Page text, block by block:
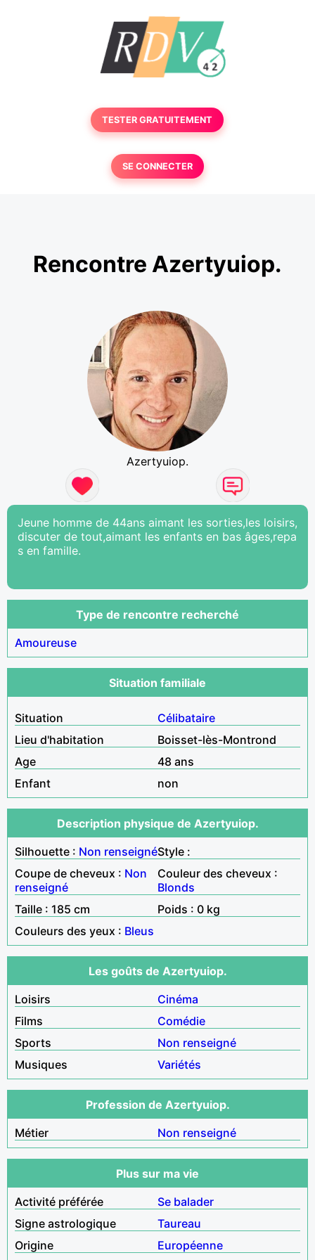
TESTER GRATUITEMENT
SE CONNECTER
Rencontre Azertyuiop.
Azertyuiop.
Jeune homme de 44ans aimant les sorties,les loisirs,
discuter de tout,aimant les enfants en bas âges,repa
s en famille.
Type de rencontre recherché
Amoureuse
Situation familiale
Situation
Célibataire
Lieu d'habitation
Boisset-lès-Montrond
Age
48 ans
Enfant
non
Description physique de Azertyuiop.
Silhouette : Non renseignéStyle :
Coupe de cheveux : Non
renseigné
Couleur des cheveux :
Blonds
Taille : 185 cm
Poids : 0 kg
Couleurs des yeux : Bleus
Les goûts de Azertyuiop.
Loisirs
Cinéma
Films
Comédie
Sports
Non renseigné
Musiques
Variétés
Profession de Azertyuiop.
Métier
Non renseigné
Plus sur ma vie
Activité préférée
Se balader
Signe astrologique
Taureau
Origine
Européenne